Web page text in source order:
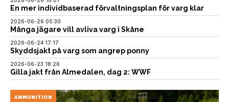
En mer individbaserad förvaltningsplan för varg klar
2026-06-26 05:30
Många jägare vill avliva varg i Skåne
2026-06-24 17:17
Skyddsjakt på varg som angrep ponny
2026-06-23 18:26
Gilla jakt från Almedalen, dag 2: WWF
AMMUNITION